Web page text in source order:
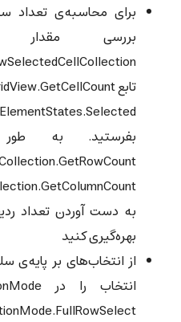
برای محاسبه‌ی تعداد
بفرستید. به
به دست آوردن تعداد
بهره‌گیری کنید
از انتخاب‌های بر پایه‌ی